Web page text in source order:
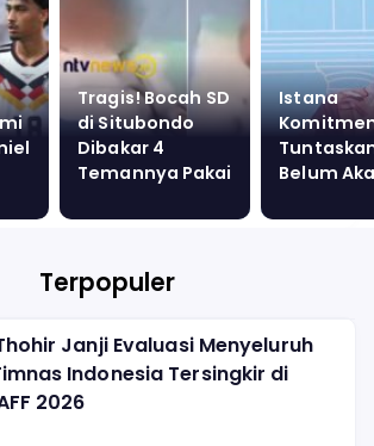
Tragis! Bocah SD
di Situbondo
Dibakar 4
Temannya Pakai
Kronologi dan
Istana
Belum
Terpopuler
Janji Evaluasi Menyeluruh
Indonesia Tersingkir di
2026